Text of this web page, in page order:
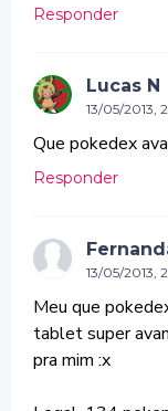
Responder
Lucas N
13/05/2013,
Que pokedex
Responder
13/05/2013,
Meu que
tablet super
pra mim :x